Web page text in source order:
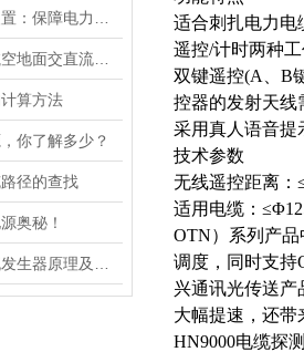
算方法
你了解多少？
径的查找
奥秘！
适合刺扎电力电
遥控/计时两种
双键遥控(A、B
控器的发射天线
采用真人语音提
技术参数
无线遥控距离：
适用电缆：
OTN）系列产
调度，同时支持
兴通讯光传送产
大幅提速，还
HN9000电缆探